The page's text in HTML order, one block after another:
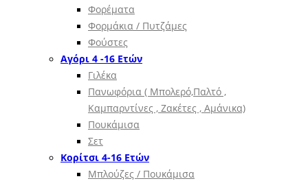
Φορέματα
Φορμάκια / Πυτζάμες
Φούστες
Αγόρι 4 -16 Ετών
Γιλέκα
Πανωφόρια ( Μπολερό,Παλτό ,
Καμπαρντίνες , Ζακέτες , Αμάνικα)
Πουκάμισα
Σετ
Κορίτσι 4-16 Ετών
Μπλούζες / Πουκάμισα